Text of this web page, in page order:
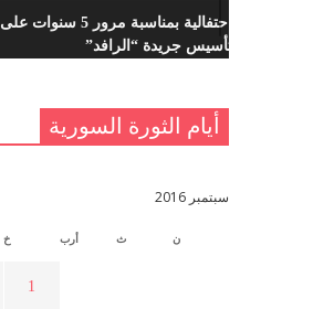
احتفالية بمناسبة مرور 5 سنوات على
تأسيس جريدة “الرافد”
القدس والربيع العربي في ندوة لحزب
أسبوع ثقافي في ذكرى الاستقلال
أيام الثورة السورية
سبتمبر 2016
ن ث أرب خ
1